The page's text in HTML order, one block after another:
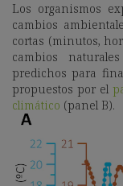
Los organismos
cambios
cortas (minutos,
cambios
predichos para
propuestos por el
climático (panel B).